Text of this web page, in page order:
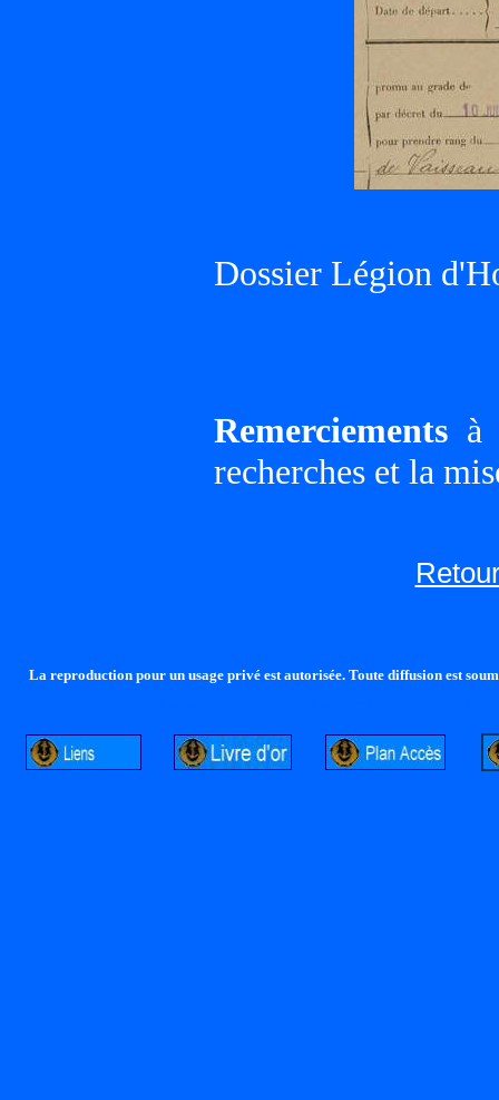
Dossier Légion
Remerciements à
recherches et la
La reproduction pour un usage privé est autorisée. Toute diffusion est